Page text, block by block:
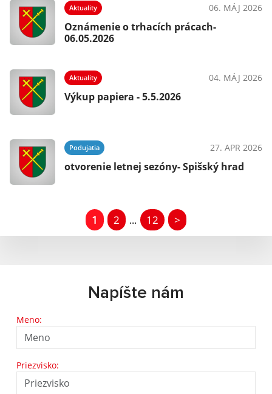
Aktuality 06. MÁJ 2026
Oznámenie o trhacích prácach-
06.05.2026
Aktuality 04. MÁJ 2026
Výkup papiera - 5.5.2026
Podujatia 27. APR 2026
otvorenie letnej sezóny- Spišský hrad
1 2 ... 12 >
Napíšte nám
Meno:
Priezvisko: